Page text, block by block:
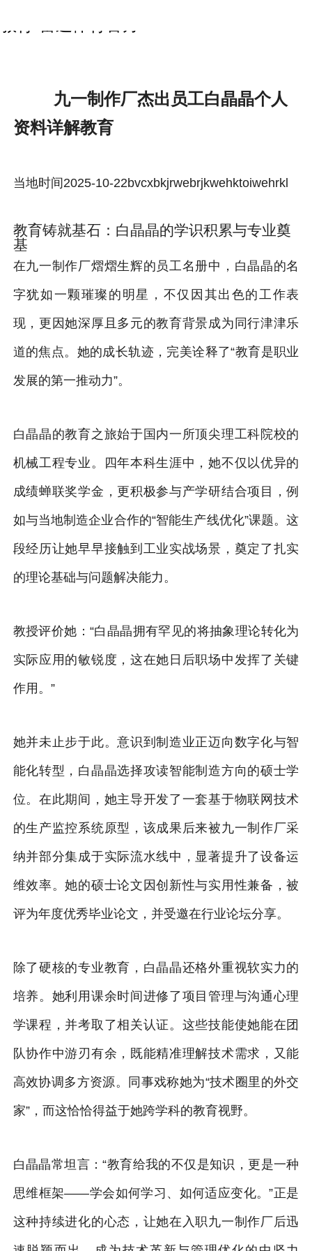
九一制作厂杰出员工白晶晶个人
资料详解教育
当地时间2025-10-22bvcxbkjrwebrjkwehktoiwehrkl
教育铸就基石：白晶晶的学识积累与专业奠
基
在九一制作厂熠熠生辉的员工名册中，白晶晶的名
字犹如一颗璀璨的明星，不仅因其出色的工作表
现，更因她深厚且多元的教育背景成为同行津津乐
道的焦点。她的成长轨迹，完美诠释了“教育是职业
发展的第一推动力”。
白晶晶的教育之旅始于国内一所顶尖理工科院校的
机械工程专业。四年本科生涯中，她不仅以优异的
成绩蝉联奖学金，更积极参与产学研结合项目，例
如与当地制造企业合作的“智能生产线优化”课题。这
段经历让她早早接触到工业实战场景，奠定了扎实
的理论基础与问题解决能力。
教授评价她：“白晶晶拥有罕见的将抽象理论转化为
实际应用的敏锐度，这在她日后职场中发挥了关键
作用。”
她并未止步于此。意识到制造业正迈向数字化与智
能化转型，白晶晶选择攻读智能制造方向的硕士学
位。在此期间，她主导开发了一套基于物联网技术
的生产监控系统原型，该成果后来被九一制作厂采
纳并部分集成于实际流水线中，显著提升了设备运
维效率。她的硕士论文因创新性与实用性兼备，被
评为年度优秀毕业论文，并受邀在行业论坛分享。
除了硬核的专业教育，白晶晶还格外重视软实力的
培养。她利用课余时间进修了项目管理与沟通心理
学课程，并考取了相关认证。这些技能使她能在团
队协作中游刃有余，既能精准理解技术需求，又能
高效协调多方资源。同事戏称她为“技术圈里的外交
家”，而这恰恰得益于她跨学科的教育视野。
白晶晶常坦言：“教育给我的不仅是知识，更是一种
思维框架——学会如何学习、如何适应变化。”正是
这种持续进化的心态，让她在入职九一制作厂后迅